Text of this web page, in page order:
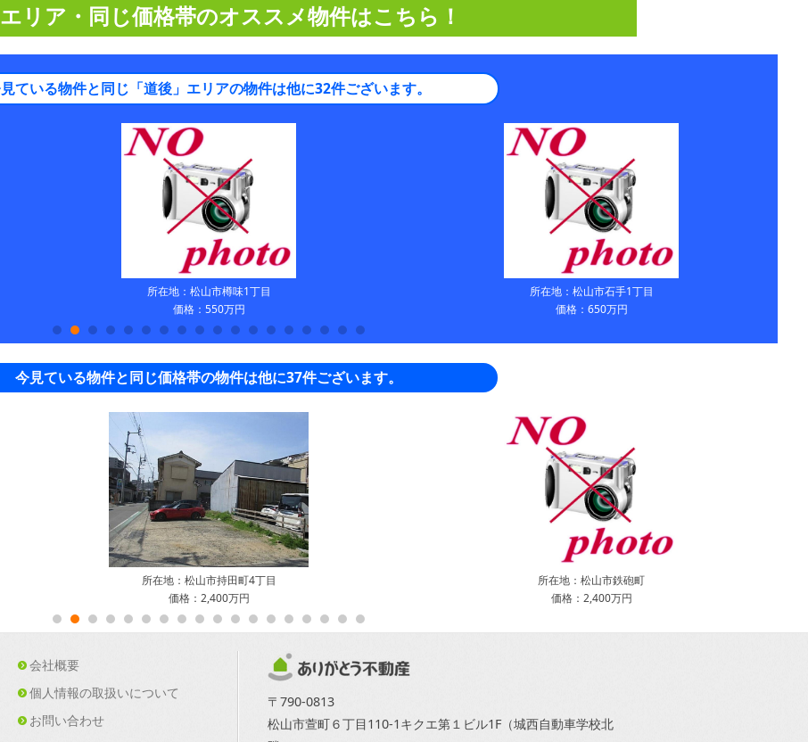
リア・同じ価格帯のオススメ物件はこちら！
ている物件と同じ「道後」エリアの物件は他に32件ございます。
所在地：松山市樽味1丁目
価格：550万円
所在地：松山市石手1丁目
価格：650万円
今見ている物件と同じ価格帯の物件は他に37件ございます。
所在地：松山市持田町4丁目
価格：2,400万円
所在地：松山市鉄砲町
価格：2,400万円
会社概要
個人情報の取扱いについて
お問い合わせ
〒790-0813
松山市萱町６丁目110-1キクエ第１ビル1F（城西自動車学校北